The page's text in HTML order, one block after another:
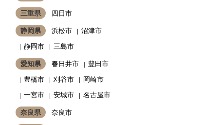
三重県 四日市
静岡県 浜松市
沼津市
静岡市
三島市
愛知県 春日井市
豊田市
豊橋市
刈谷市
岡崎市
一宮市
安城市 名古屋市
奈良県 奈良市